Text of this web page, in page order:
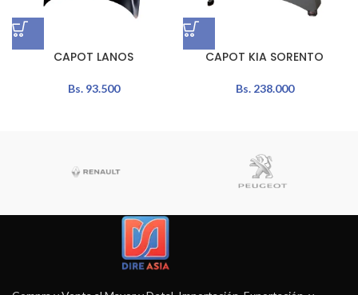
CAPOT LANOS
Bs.93.500
CAPOT KIA SORENTO
Bs.238.000